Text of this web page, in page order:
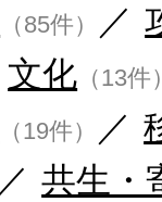
（85件） ／
文化 （13件
（19件） ／
／ 共生・